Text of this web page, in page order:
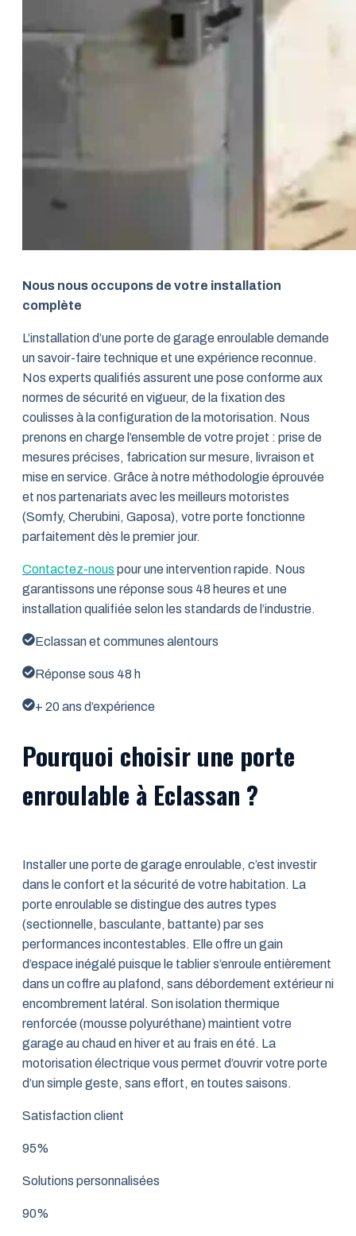
Nous nous occupons de votre installation
complète
L’installation d’une porte de garage enroulable demande
un savoir-faire technique et une expérience reconnue.
Nos experts qualifiés assurent une pose conforme aux
normes de sécurité en vigueur, de la fixation des
coulisses à la configuration de la motorisation. Nous
prenons en charge l’ensemble de votre projet : prise de
mesures précises, fabrication sur mesure, livraison et
mise en service. Grâce à notre méthodologie éprouvée
et nos partenariats avec les meilleurs motoristes
(Somfy, Cherubini, Gaposa), votre porte fonctionne
parfaitement dès le premier jour.
Contactez-nous pour une intervention rapide. Nous
garantissons une réponse sous 48 heures et une
installation qualifiée selon les standards de l’industrie.
Eclassan et communes alentours
Réponse sous 48 h
+ 20 ans d’expérience
Pourquoi choisir une porte
enroulable à Eclassan ?
Installer une porte de garage enroulable, c’est investir
dans le confort et la sécurité de votre habitation. La
porte enroulable se distingue des autres types
(sectionnelle, basculante, battante) par ses
performances incontestables. Elle offre un gain
d’espace inégalé puisque le tablier s’enroule entièrement
dans un coffre au plafond, sans débordement extérieur ni
encombrement latéral. Son isolation thermique
renforcée (mousse polyuréthane) maintient votre
garage au chaud en hiver et au frais en été. La
motorisation électrique vous permet d’ouvrir votre porte
d’un simple geste, sans effort, en toutes saisons.
Satisfaction client
95%
Solutions personnalisées
90%